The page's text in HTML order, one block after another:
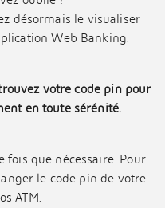
désormais le visualiser
Web Banking.
votre code pin pour
en toute sérénité.
fois que nécessaire. Pour
le code pin de votre
ATM.